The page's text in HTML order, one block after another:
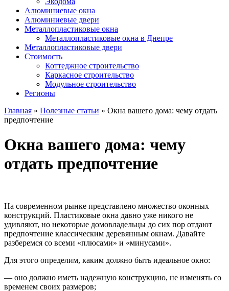
Алюминиевые окна
Алюминиевые двери
Металлопластиковые окна
Металлопластиковые окна в Днепре
Металлопластиковые двери
Стоимость
Коттеджное строительство
Каркасное строительство
Модульное строительство
Регионы
Главная » Полезные статьи » Окна вашего дома: чему отдать
предпочтение
Окна вашего дома: чему
отдать предпочтение
На современном рынке представлено множество оконных
конструкций. Пластиковые окна давно уже никого не
удивляют, но некоторые домовладельцы до сих пор отдают
предпочтение классическим деревянным окнам. Давайте
разберемся со всеми «плюсами» и «минусами».
Для этого определим, каким должно быть идеальное окно:
— оно должно иметь надежную конструкцию, не изменять со
временем своих размеров;